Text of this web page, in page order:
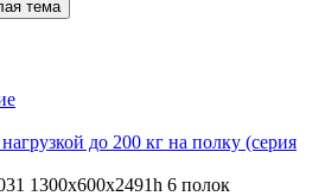
тема
до 200 кг на полку (серия
1300х600x2491h 6 полок